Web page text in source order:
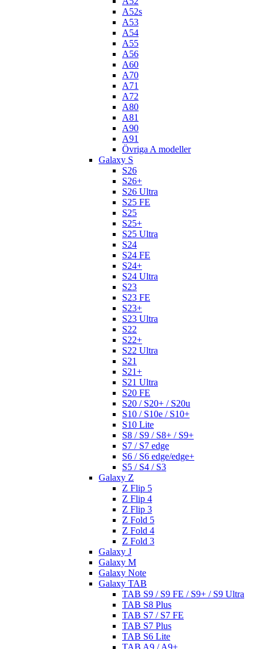
A52s
A53
A54
A55
A56
A60
A70
A71
A72
A80
A81
A90
A91
Övriga A modeller
Galaxy S
S26
S26+
S26 Ultra
S25 FE
S25
S25+
S25 Ultra
S24
S24 FE
S24+
S24 Ultra
S23
S23 FE
S23+
S23 Ultra
S22
S22+
S22 Ultra
S21
S21+
S21 Ultra
S20 FE
S20 / S20+ / S20u
S10 / S10e / S10+
S10 Lite
S8 / S9 / S8+ / S9+
S7 / S7 edge
S6 / S6 edge/edge+
S5 / S4 / S3
Galaxy Z
Z Flip 5
Z Flip 4
Z Flip 3
Z Fold 5
Z Fold 4
Z Fold 3
Galaxy J
Galaxy M
Galaxy Note
Galaxy TAB
TAB S9 / S9 FE / S9+ / S9 Ultra
TAB S8 Plus
TAB S7 / S7 FE
TAB S7 Plus
TAB S6 Lite
TAB A9 / A9+